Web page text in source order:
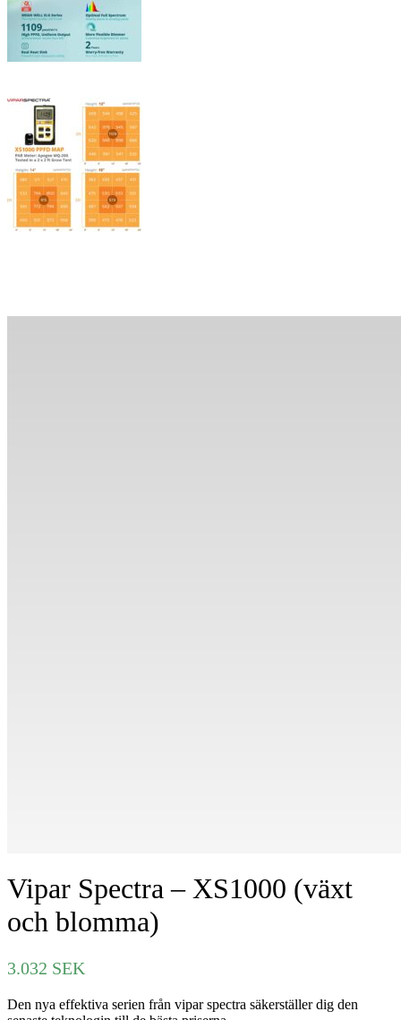
Vipar Spectra – XS1000 (växt
och blomma)
3.032 SEK
Den nya effektiva serien från vipar spectra säkerställer dig den